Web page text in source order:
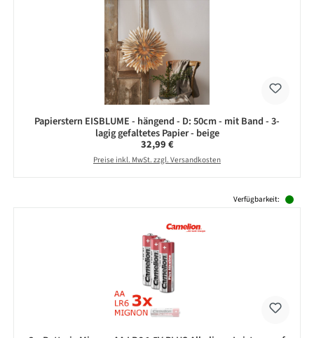
Papierstern EISBLUME - hängend - D: 50cm - mit Band - 3-
lagig gefaltetes Papier - beige
Regulärer Preis:
32,99 €
Preise inkl. MwSt. zzgl. Versandkosten
Verfügbarkeit: